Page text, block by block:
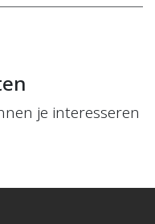
je interesseren